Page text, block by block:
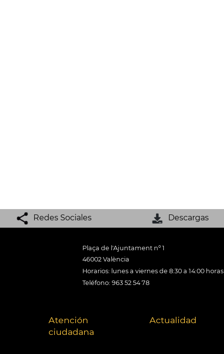
Redes Sociales Descargas
Plaça de l'Ajuntament nº 1
46002 València
Horarios: lunes a viernes de 8:30 a 14:00 horas
Teléfono: 963 52 54 78
Atención
ciudadana
Actualidad